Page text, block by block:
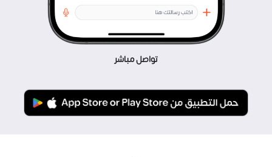
تواصل مباشر